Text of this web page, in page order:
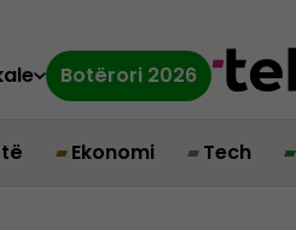
Botërori 2026
Ekonomi Tech